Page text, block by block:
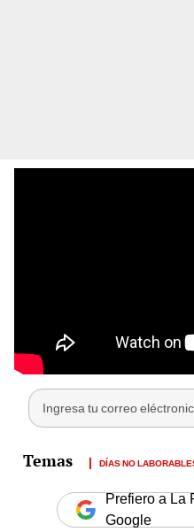
DÍAS NO
Prefiero a La
Google